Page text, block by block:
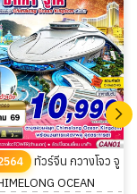
ทัวร์จีน กวางโจว จู
OCEAN